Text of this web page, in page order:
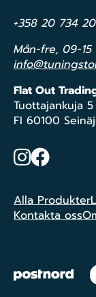
+358 20 734
Mån-fre, 09-15
Flat Out
Tuottajankuja 5
FI 60100
Alla Produkter
Kontakta oss